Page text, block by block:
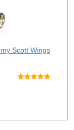
Scott Wings